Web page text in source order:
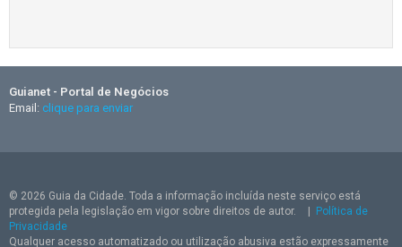
Guianet - Portal de Negócios
Email: clique para enviar
© 2026 Guia da Cidade. Toda a informação incluída neste serviço está
protegida pela legislação em vigor sobre direitos de autor.
Política de
Privacidade
Qualquer acesso automatizado ou utilização abusiva estão expressamente